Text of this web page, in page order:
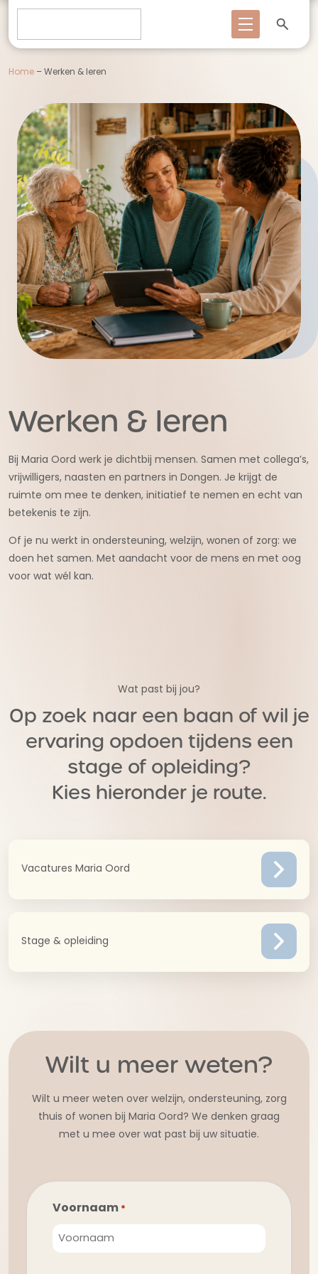
Home –Werken & leren
Werken & leren
Bij Maria Oord werk je dichtbij mensen. Samen met collega’s,
vrijwilligers, naasten en partners in Dongen. Je krijgt de
ruimte om mee te denken, initiatief te nemen en echt van
betekenis te zijn.
Of je nu werkt in ondersteuning, welzijn, wonen of zorg: we
doen het samen. Met aandacht voor de mens en met oog
voor wat wél kan.
Wat past bij jou?
Op zoek naar een baan of wil je
ervaring opdoen tijdens een
stage of opleiding?
Kies hieronder je route.
Vacatures Maria Oord
Stage & opleiding
Wilt u meer weten?
Wilt u meer weten over welzijn, ondersteuning, zorg
thuis of wonen bij Maria Oord? We denken graag
met u mee over wat past bij uw situatie.
Voornaam*